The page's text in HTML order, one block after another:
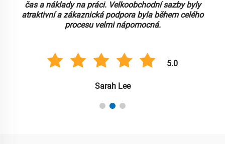
čas a náklady na práci. Velkoobchodní sazby byly
atraktivní a zákaznická podpora byla během celého
procesu velmi nápomocná.
5.0
Sarah Lee